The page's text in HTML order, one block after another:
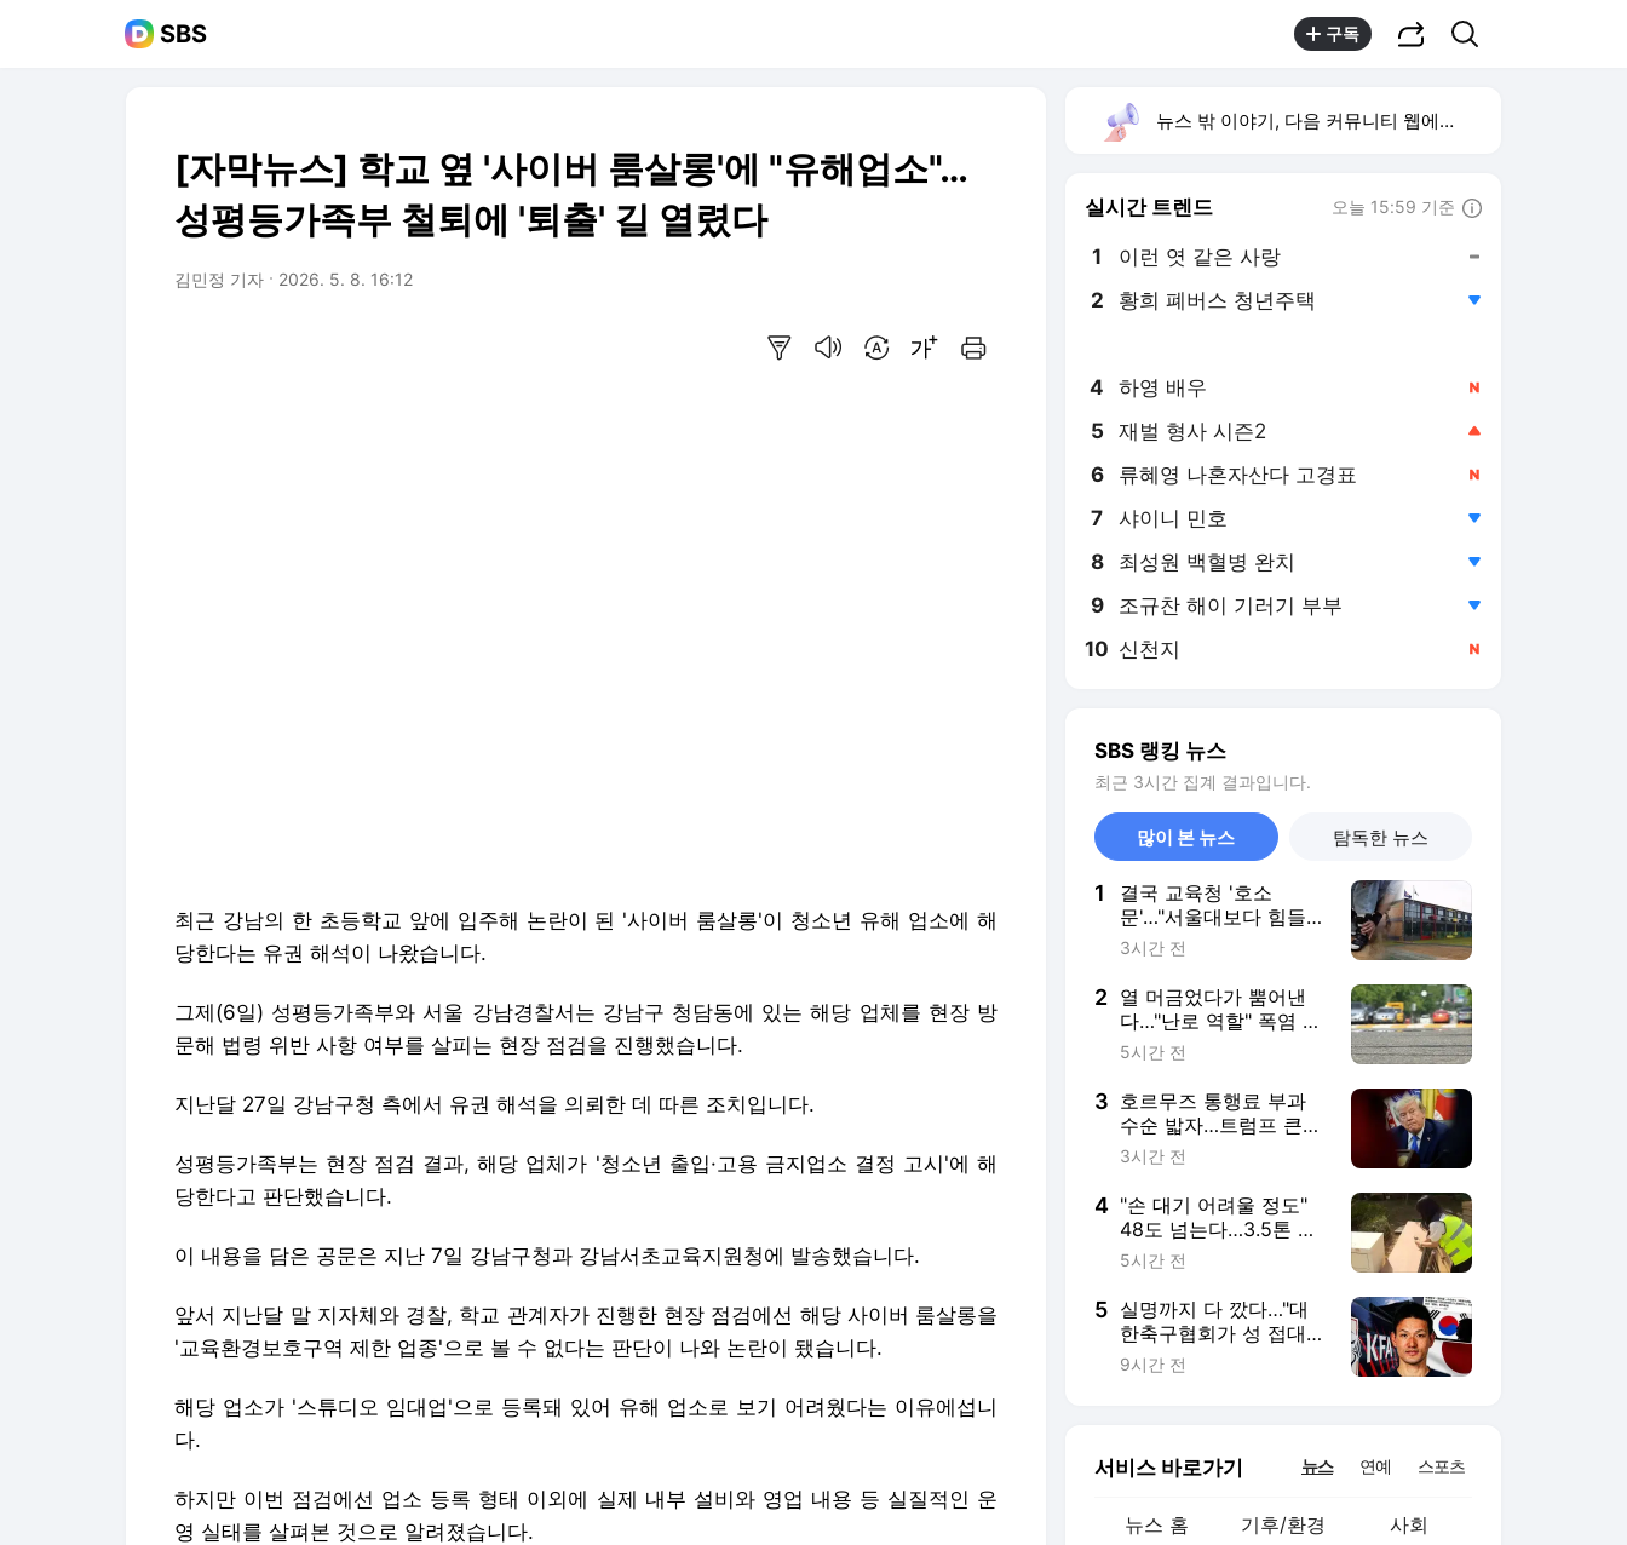
SBS 구독
[자막뉴스] 학교 옆 '사이버 룸살롱'에 "유해업소"…
성평등가족부 철퇴에 '퇴출' 길 열렸다
김민정 기자 2026. 5. 8. 16:12
최근 강남의 한 초등학교 앞에 입주해 논란이 된 '사이버 룸살롱'이 청소년 유해 업소에 해
당한다는 유권 해석이 나왔습니다.
그제(6일) 성평등가족부와 서울 강남경찰서는 강남구 청담동에 있는 해당 업체를 현장 방
문해 법령 위반 사항 여부를 살피는 현장 점검을 진행했습니다.
지난달 27일 강남구청 측에서 유권 해석을 의뢰한 데 따른 조치입니다.
성평등가족부는 현장 점검 결과, 해당 업체가 '청소년 출입·고용 금지업소 결정 고시'에 해
당한다고 판단했습니다.
이 내용을 담은 공문은 지난 7일 강남구청과 강남서초교육지원청에 발송했습니다.
앞서 지난달 말 지자체와 경찰, 학교 관계자가 진행한 현장 점검에선 해당 사이버 룸살롱을
'교육환경보호구역 제한 업종'으로 볼 수 없다는 판단이 나와 논란이 됐습니다.
해당 업소가 '스튜디오 임대업'으로 등록돼 있어 유해 업소로 보기 어려웠다는 이유에섭니
다.
하지만 이번 점검에선 업소 등록 형태 이외에 실제 내부 설비와 영업 내용 등 실질적인 운
영 실태를 살펴본 것으로 알려졌습니다.
뉴스 밖 이야기, 다음 커뮤니티 웹에서 보기
실시간 트렌드 오늘 15:59 기준
1 이런 엿 같은 사랑
2 황희 폐버스 청년주택
4 하영 배우
5 재벌 형사 시즌2
6 류혜영 나혼자산다 고경표
7 샤이니 민호
8 최성원 백혈병 완치
9 조규찬 해이 기러기 부부
10 신천지
SBS 랭킹 뉴스
최근 3시간 집계 결과입니다.
많이 본 뉴스 탐독한 뉴스
1
결국 교육청 '호소
문'…"서울대보다 힘들
어" 애타는 부모
3시간 전
2 열 머금었다가 뿜어낸
다…"난로 역할" 폭염 부
추긴 정체
5시간 전
3 호르무즈 통행료 부과
수순 밟자…트럼프 큰소
리치더니
3시간 전
4 "손 대기 어려울 정도"
48도 넘는다…3.5톤 트
럭 '가득'
5시간 전
5 실명까지 다 깠다…"대
한축구협회가 성 접대"
일본 발칵
9시간 전
서비스 바로가기 뉴스 연예 스포츠
뉴스 홈 기후/환경 사회